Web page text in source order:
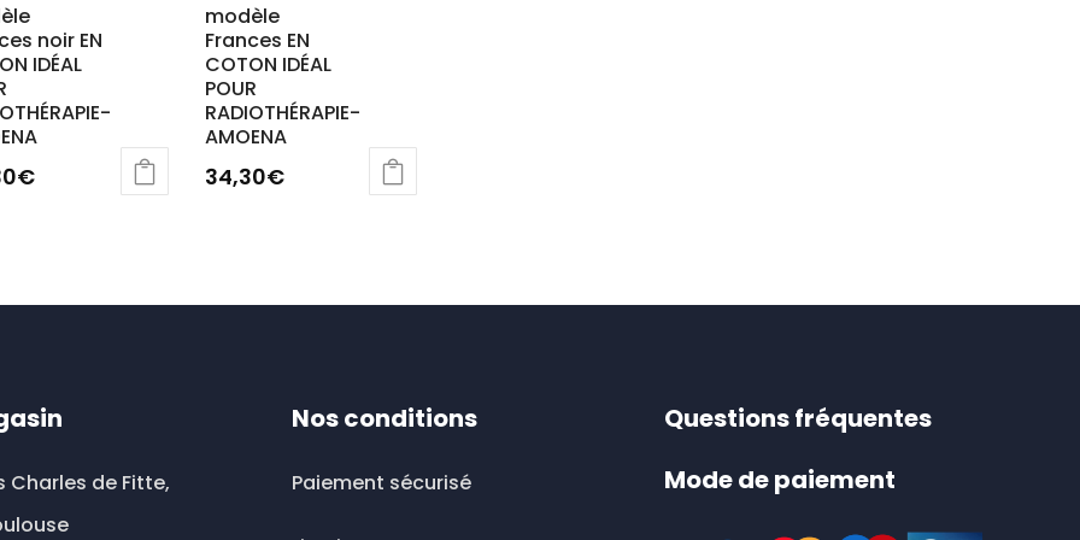
noir EN
IDÉAL
€
modèle
Frances EN
COTON IDÉAL
POUR
RADIOTHÉRAPIE-
AMOENA
34,30€
plusieurs
Charles de Fitte,
Nos conditions
Paiement sécurisé
Questions fréquentes
Mode de paiement